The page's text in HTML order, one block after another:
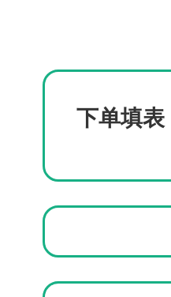
下单填